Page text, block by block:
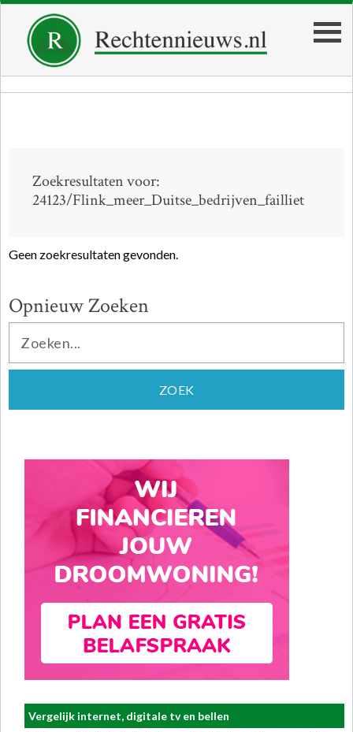
Zoekresultaten voor:
24123/Flink_meer_Duitse_bedrijven_failliet
Geen zoekresultaten gevonden.
Opnieuw Zoeken
Vergelijk internet, digitale tv en bellen